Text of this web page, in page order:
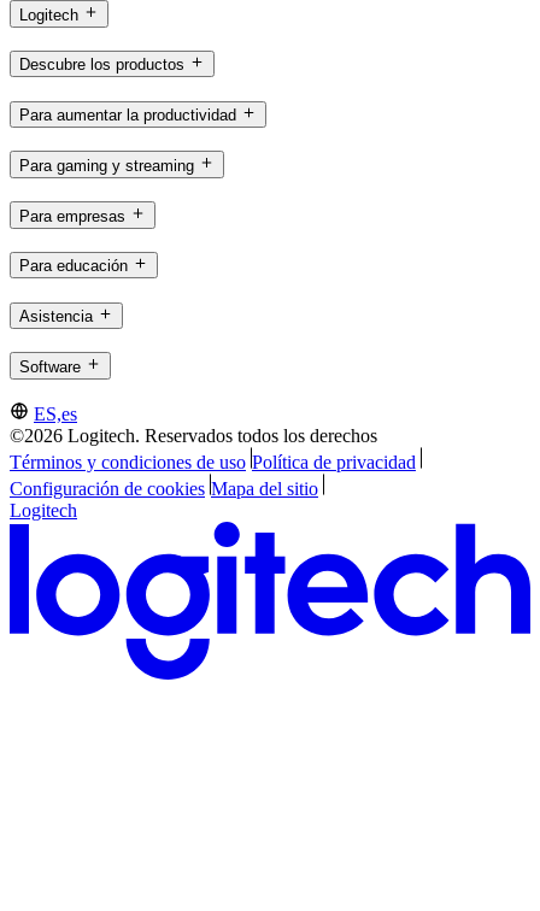
Logitech
Descubre los productos
Para aumentar la productividad
Para gaming y streaming
Para empresas
Para educación
Asistencia
Software
ES,es
©2026 Logitech. Reservados todos los derechos
Términos y condiciones de uso Política de privacidad
Configuración de cookies Mapa del sitio
Logitech